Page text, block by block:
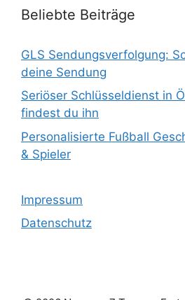
Beliebte Beiträge
GLS Sendungsverfolgung:
deine Sendung
Seriöser Schlüsseldienst in
findest du ihn
Personalisierte Fußball
& Spieler
Impressum
Datenschutz